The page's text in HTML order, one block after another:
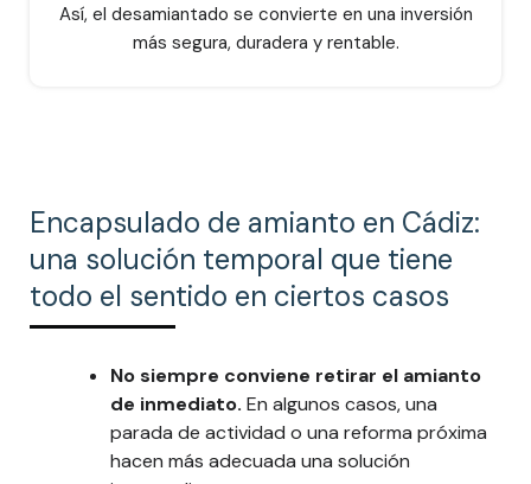
Así, el desamiantado se convierte en una inversión
más segura, duradera y rentable.
Encapsulado de amianto en Cádiz:
una solución temporal que tiene
todo el sentido en ciertos casos
No siempre conviene retirar el amianto
de inmediato. En algunos casos, una
parada de actividad o una reforma próxima
hacen más adecuada una solución